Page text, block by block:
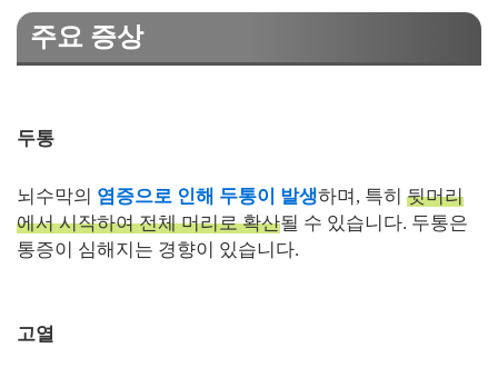
주요 증상
두통
뇌수막의 염증으로 인해 두통이 발생하며, 특히 뒷머리
에서 시작하여 전체 머리로 확산될 수 있습니다. 두통은
통증이 심해지는 경향이 있습니다.
고열